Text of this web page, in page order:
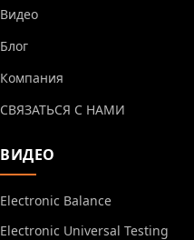
Видео
Блог
Компания
СВЯЗАТЬСЯ С НАМИ
ВИДЕО
Electronic Balance
Electronic Universal Testing